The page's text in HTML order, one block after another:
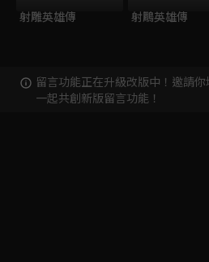
射雕英雄傳 射鵰英雄傳
留言功能正在升級改版中！邀請你
一起共創新版留言功能！